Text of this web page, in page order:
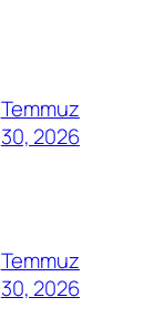
Temmuz
30, 2026
Temmuz
30, 2026